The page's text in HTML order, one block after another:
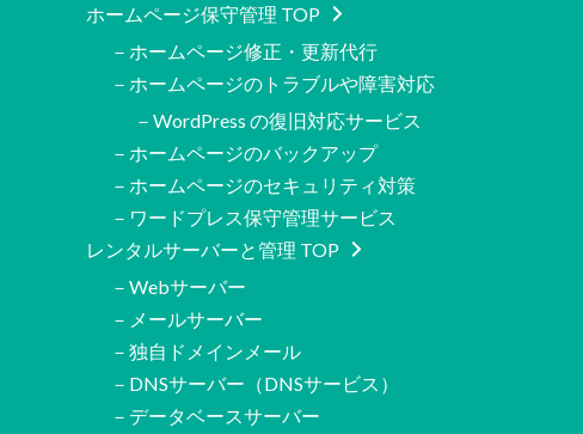
ホームページ保守管理 TOP
－ホームページ修正・更新代行
－ホームページのトラブルや障害対応
－WordPress の復旧対応サービス
－ホームページのバックアップ
－ホームページのセキュリティ対策
－ワードプレス保守管理サービス
レンタルサーバーと管理 TOP
－Webサーバー
－メールサーバー
－独自ドメインメール
－DNSサーバー（DNSサービス）
－データベースサーバー